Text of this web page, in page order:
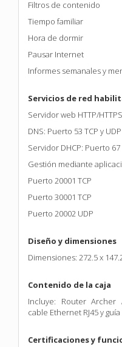
Filtros de contenido
Tiempo familiar
Hora de dormir
Pausar Internet
Informes semanales y
Servicios de red
Servidor web HTTP/
DNS: Puerto 53 TCP y UDP
Servidor DHCP: Puerto 67
Gestión mediante
Puerto 20001 TCP
Puerto 30001 TCP
Puerto 20002 UDP
Diseño y dimensiones
Dimensiones: 272.5 x
Contenido de la caja
Incluye: Router Archer
cable Ethernet RJ45 y
Certificaciones y